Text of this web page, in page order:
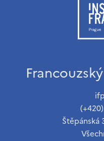
Štěpánská